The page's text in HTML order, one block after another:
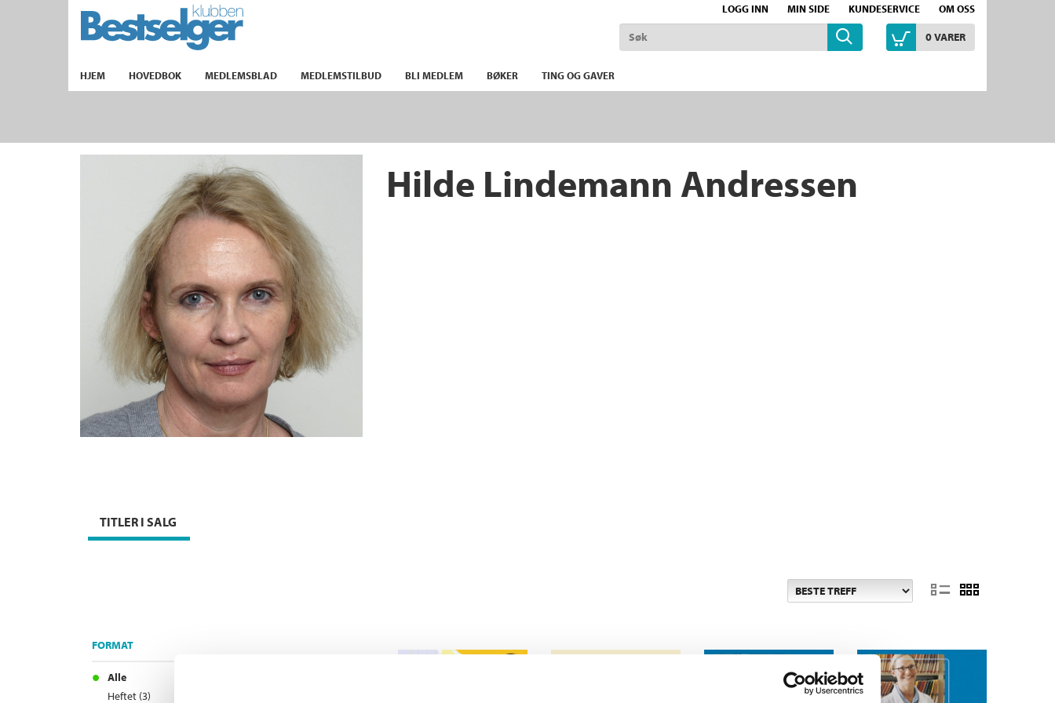
LOGG INN MIN SIDE KUNDESERVICE OM OSS
TIL FORSIDEN
0VARER
HJEM HOVEDBOK MEDLEMSBLAD MEDLEMSTILBUD BLI MEDLEM BØKER TING OG GAVER
Hilde Lindemann Andressen
TITLER I SALG
FORMAT
Alle
Heftet (3)